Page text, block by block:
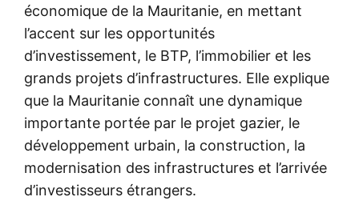
économique de la Mauritanie, en mettant
l’accent sur les opportunités
d’investissement, le BTP, l’immobilier et les
grands projets d’infrastructures. Elle explique
que la Mauritanie connaît une dynamique
importante portée par le projet gazier, le
développement urbain, la construction, la
modernisation des infrastructures et l’arrivée
d’investisseurs étrangers.